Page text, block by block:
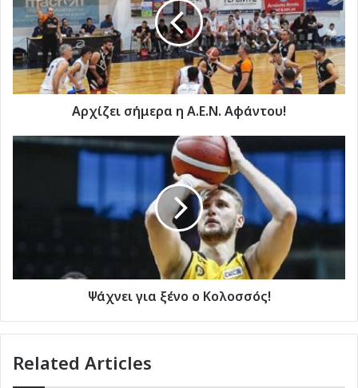
Α.Ε.Ν.
Αφάντου!
Αρχίζει σήμερα η Α.Ε.Ν. Αφάντου!
Ψάχνει
Ψάχνει για ξένο ο Κολοσσός!
Related Articles